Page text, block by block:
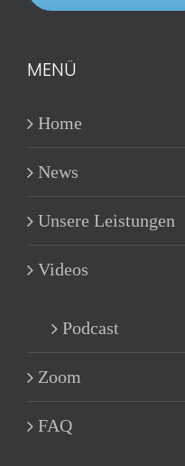
MENÜ
Home
News
Unsere Leistungen
Videos
Podcast
Zoom
FAQ